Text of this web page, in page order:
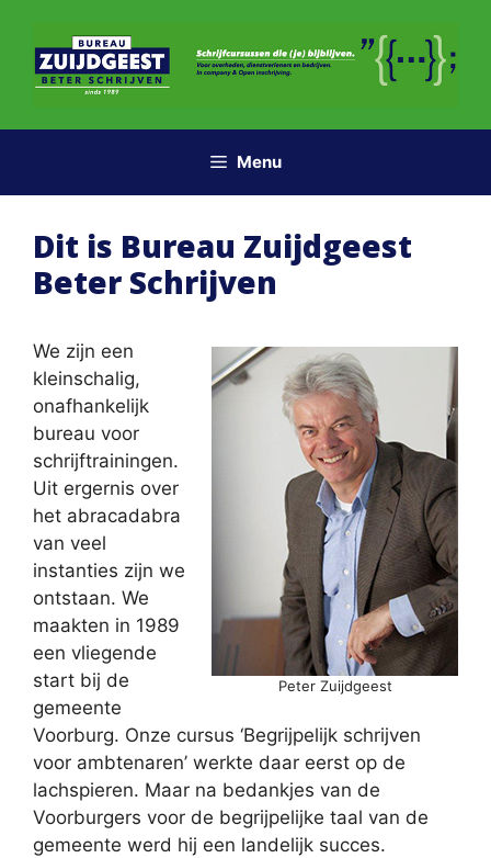
inhoud
Menu
Dit is Bureau Zuijdgeest
Beter Schrijven
Peter Zuijdgeest
We zijn een
kleinschalig,
onafhankelijk
bureau voor
schrijftrainingen.
Uit ergernis over
het abracadabra
van veel
instanties zijn we
ontstaan. We
maakten in 1989
een vliegende
start bij de
gemeente
Voorburg. Onze cursus ‘Begrijpelijk schrijven
voor ambtenaren’ werkte daar eerst op de
lachspieren. Maar na bedankjes van de
Voorburgers voor de begrijpelijke taal van de
gemeente werd hij een landelijk succes.